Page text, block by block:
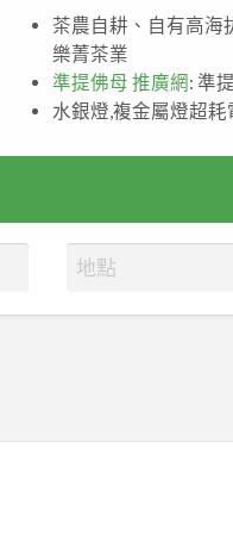
茶農自耕、自有高海
樂菁茶業
準提佛母 推廣網: 準
水銀燈,複金屬燈超